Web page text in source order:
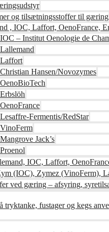
og tilsætningsstoffer til gæring
, IOC, Laffort, OenoFrance,
– Institut Oenologie de
Hansen/Novozymes
Fermentis/RedStar
Jack’s
IOC, Laffort,
(IOC), Zymez (VinoFerm),
ved gæring – afsyring,
tryktanke, fustager og kegs